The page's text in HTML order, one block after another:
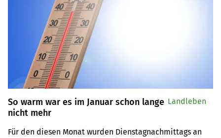
So warm war es im Januar schon lange
nicht mehr
Für den diesen Monat wurden Dienstagnachmittags an
Landleben